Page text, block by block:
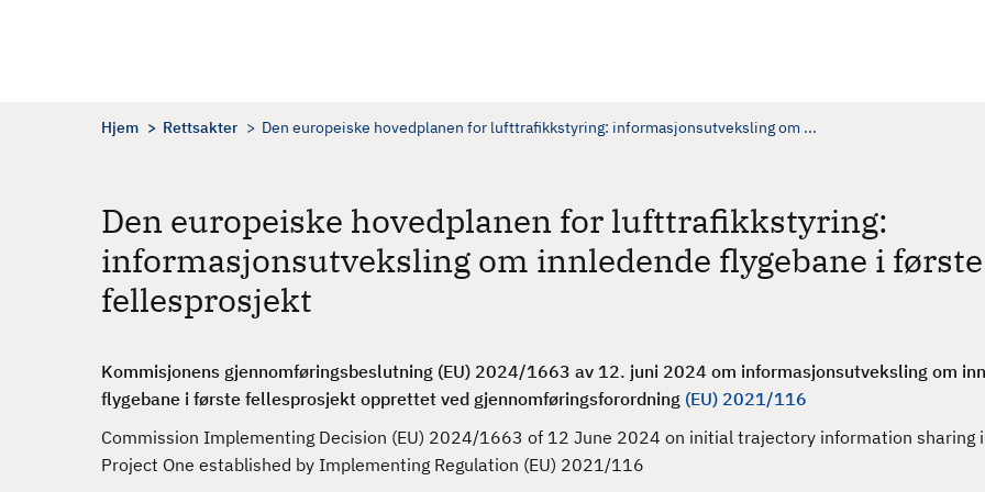
Hjem Rettsakter Den europeiske hovedplanen for lufttrafikkstyring: informasjonsutveksling om ...
Den europeiske hovedplanen for lufttrafikkstyring:
informasjonsutveksling om innledende flygebane i første
fellesprosjekt
Kommisjonens gjennomføringsbeslutning (EU) 2024/1663 av 12. juni 2024 om informasjonsutveksling om
flygebane i første fellesprosjekt opprettet ved gjennomføringsforordning (EU) 2021/116
Commission Implementing Decision (EU) 2024/1663 of 12 June 2024 on initial trajectory information sharing
Project One established by Implementing Regulation (EU) 2021/116